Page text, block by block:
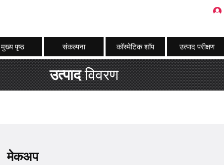
मुख्य पृष्ठ संकल्पना कॉस्मेटिक शॉप उत्पाद परीक्षण
उत्पादविवरण
मेकअप